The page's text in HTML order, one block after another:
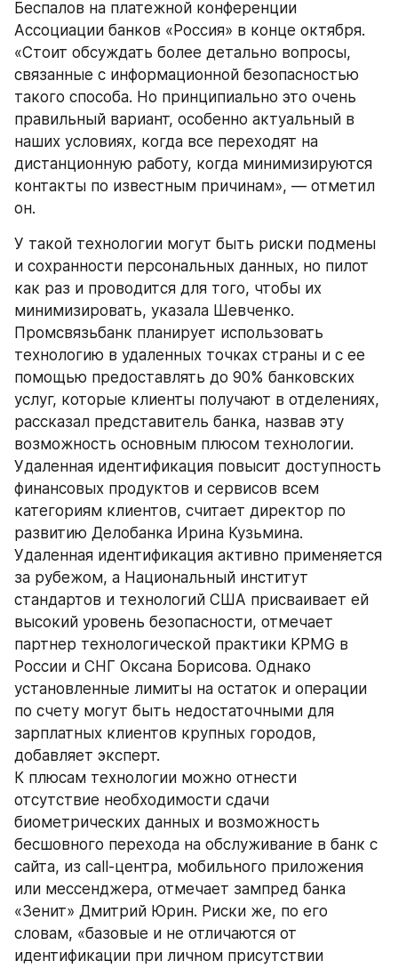
Беспалов на платежной конференции
Ассоциации банков «Россия» в конце октября.
«Стоит обсуждать более детально вопросы,
связанные с информационной безопасностью
такого способа. Но принципиально это очень
правильный вариант, особенно актуальный в
наших условиях, когда все переходят на
дистанционную работу, когда минимизируются
контакты по известным причинам», — отметил
он.
У такой технологии могут быть риски подмены
и сохранности персональных данных, но пилот
как раз и проводится для того, чтобы их
минимизировать, указала Шевченко.
Промсвязьбанк планирует использовать
технологию в удаленных точках страны и с ее
помощью предоставлять до 90% банковских
услуг, которые клиенты получают в отделениях,
рассказал представитель банка, назвав эту
возможность основным плюсом технологии.
Удаленная идентификация повысит доступность
финансовых продуктов и сервисов всем
категориям клиентов, считает директор по
развитию Делобанка Ирина Кузьмина.
Удаленная идентификация активно применяется
за рубежом, а Национальный институт
стандартов и технологий США присваивает ей
высокий уровень безопасности, отмечает
партнер технологической практики KPMG в
России и СНГ Оксана Борисова. Однако
установленные лимиты на остаток и операции
по счету могут быть недостаточными для
зарплатных клиентов крупных городов,
добавляет эксперт.
К плюсам технологии можно отнести
отсутствие необходимости сдачи
биометрических данных и возможность
бесшовного перехода на обслуживание в банк с
сайта, из сall-центра, мобильного приложения
или мессенджера, отмечает зампред банка
«Зенит» Дмитрий Юрин. Риски же, по его
словам, «базовые и не отличаются от
идентификации при личном присутствии